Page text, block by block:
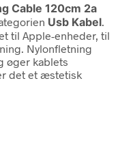
Cable 120cm 2a
Usb Kabel.
til Apple-enheder, til
Nylonfletning
øger kablets
det et æstetisk